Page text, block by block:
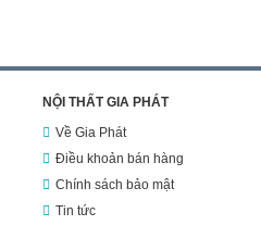
NỘI THẤT GIA PHÁT
Về Gia Phát
Điều khoản bán hàng
Chính sách bảo mật
Tin tức